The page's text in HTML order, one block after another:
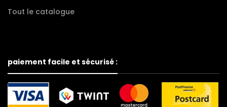
Tout le catalogue
paiement facile et sécurisé :